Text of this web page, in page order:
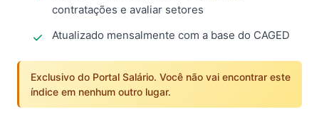
contratações e avaliar setores
Atualizado mensalmente com a base do CAGED
Exclusivo do Portal Salário. Você não vai encontrar este
índice em nenhum outro lugar.